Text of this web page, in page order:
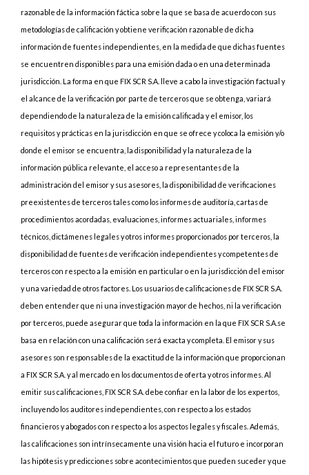
razonable de la información fáctica sobre la que se basa de acuerdo con sus
metodologías de calificación y obtiene verificación razonable de dicha
información de fuentes independientes, en la medida de que dichas fuentes
se encuentren disponibles para una emisión dada o en una determinada
jurisdicción. La forma en que FIX SCR S.A. lleve a cabo la investigación factual y
el alcance de la verificación por parte de terceros que se obtenga, variará
dependiendo de la naturaleza de la emisión calificada y el emisor, los
requisitos y prácticas en la jurisdicción en que se ofrece y coloca la emisión y/o
donde el emisor se encuentra, la disponibilidad y la naturaleza de la
información pública relevante, el acceso a representantes de la
administración del emisor y sus asesores, la disponibilidad de verificaciones
preexistentes de terceros tales como los informes de auditoría, cartas de
procedimientos acordadas, evaluaciones, informes actuariales, informes
técnicos, dictámenes legales y otros informes proporcionados por terceros, la
disponibilidad de fuentes de verificación independientes y competentes de
terceros con respecto a la emisión en particular o en la jurisdicción del emisor
y una variedad de otros factores. Los usuarios de calificaciones de FIX SCR S.A.
deben entender que ni una investigación mayor de hechos, ni la verificación
por terceros, puede asegurar que toda la información en la que FIX SCR S.A.se
basa en relación con una calificación será exacta y completa. El emisor y sus
asesores son responsables de la exactitud de la información que proporcionan
a FIX SCR S.A. y al mercado en los documentos de oferta y otros informes. Al
emitir sus calificaciones, FIX SCR S.A. debe confiar en la labor de los expertos,
incluyendo los auditores independientes, con respecto a los estados
financieros y abogados con respecto a los aspectos legales y fiscales. Además,
las calificaciones son intrínsecamente una visión hacia el futuro e incorporan
las hipótesis y predicciones sobre acontecimientos que pueden suceder y que